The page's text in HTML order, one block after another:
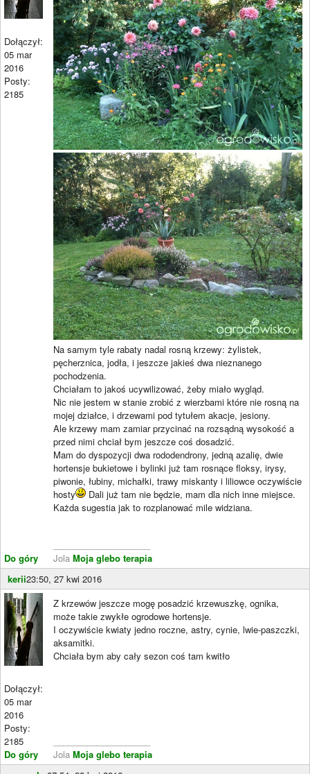
Dołączył:
05 mar
2016
Posty:
2185
Do góry
Na samym tyle rabaty nadal rosną krzewy: żylistek,
pęcherznica, jodła, i jeszcze jakieś dwa nieznanego
pochodzenia.
Chciałam to jakoś ucywilizować, żeby miało wygląd.
Nic nie jestem w stanie zrobić z wierzbami które nie rosną na
mojej działce, i drzewami pod tytułem akacje, jesiony.
Ale krzewy mam zamiar przycinać na rozsądną wysokość a
przed nimi chciał bym jeszcze coś dosadzić.
Mam do dyspozycji dwa rododendrony, jedną azalię, dwie
hortensje bukietowe i bylinki już tam rosnące floksy, irysy,
piwonie, łubiny, michałki, trawy miskanty i liliowce oczywiście
hosty
Dali już tam nie będzie, mam dla nich inne miejsce.
Każda sugestia jak to rozplanować mile widziana.
Jola Moja glebo terapia
kerii23:50, 27 kwi 2016
Dołączył:
05 mar
2016
Posty:
2185
Do góry
Z krzewów jeszcze mogę posadzić krzewuszkę, ognika,
może takie zwykłe ogrodowe hortensje.
I oczywiście kwiaty jedno roczne, astry, cynie, lwie-paszczki,
aksamitki.
Chciała bym aby cały sezon coś tam kwitło
Jola Moja glebo terapia